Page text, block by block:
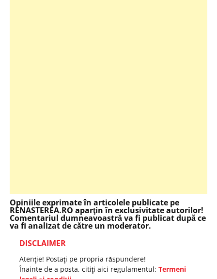
Opiniile exprimate în articolele publicate pe
RENASTEREA.RO aparţin în exclusivitate autorilor!
Comentariul dumneavoastră va fi publicat după ce
va fi analizat de către un moderator.
DISCLAIMER
Atenţie! Postaţi pe propria răspundere!
Înainte de a posta, citiţi aici regulamentul: Termeni